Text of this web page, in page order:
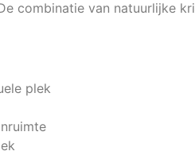
combinatie van natuurlijke
plek